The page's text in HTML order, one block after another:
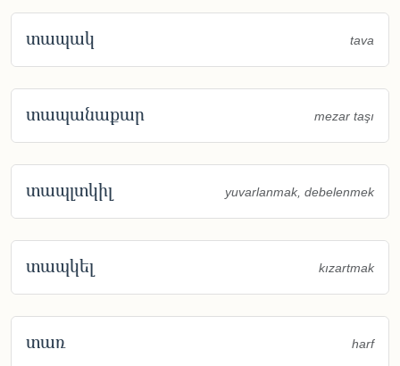
տապակ tava
տապանաքար mezar taşı
տապլտկիլ yuvarlanmak, debelenmek
տապկել kızartmak
տառ harf